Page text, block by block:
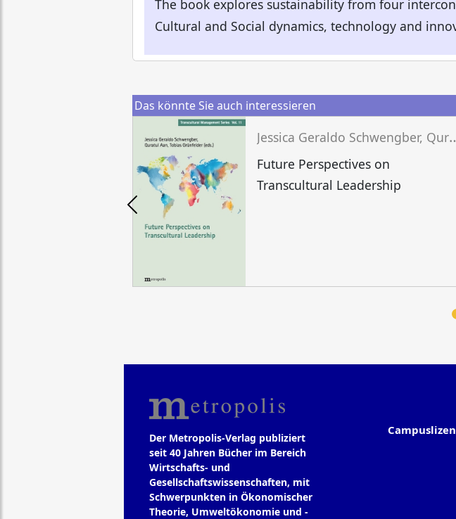
The book explores sustainability from four
Cultural and Social dynamics, technology and
Das könnte Sie auch interessieren
essica Geraldo
Future Perspectives on
Transcultural Leadership
Der Metropolis-Verlag publiziert
seit 40 Jahren Bücher im Bereich
Wirtschafts- und
Gesellschaftswissenschaften, mit
Schwerpunkten in Ökonomischer
Theorie, Umweltökonomie und -